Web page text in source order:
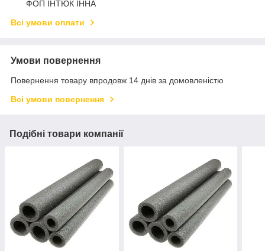
ФОП ІНТЮК ІННА
Всі умови оплати
Умови повернення
Повернення товару впродовж 14 днів за домовленістю
Всі умови повернення
Подібні товари компанії